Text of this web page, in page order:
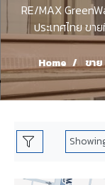
RE/MAX
ประเทศไทย ข
Home ขาย